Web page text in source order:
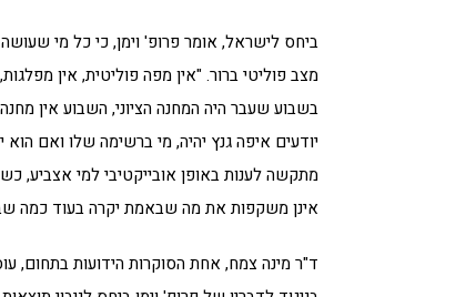
ביחס לישראל, אומר פרופ' וימן, כי כל מי
מצב פוליטי ברור. "אין מפה פוליטית, אין
בשבוע שעבר היה המחנה הציוני, השבוע אין
יודעים איפה גנץ יהיה, מי ברשימה שלו ואם
מתקשה לענות באופן אובייקטיבי למי אצביע,
אינן משקפות את מה שבאמת יקרה בעוד כמה